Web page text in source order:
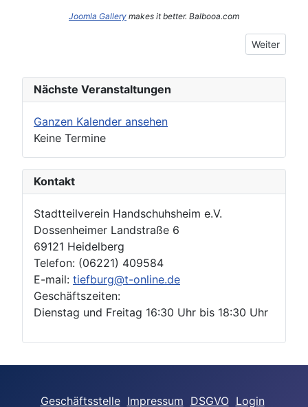
Joomla Gallery makes it better. Balbooa.com
Nächster
Weiter
Nächste Veranstaltungen
Ganzen Kalender ansehen
Keine Termine
Kontakt
Stadtteilverein Handschuhsheim e.V.
Dossenheimer Landstraße 6
69121 Heidelberg
Telefon: (06221) 409584
E-mail: tiefburg@t-online.de
Geschäftszeiten:
Dienstag und Freitag 16:30 Uhr bis 18:30 Uhr
Geschäftsstelle Impressum DSGVO Login